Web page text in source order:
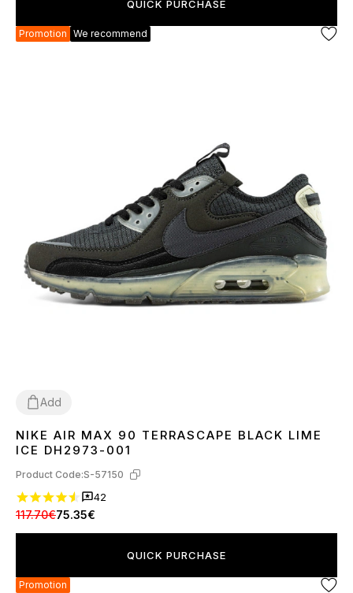
QUICK PURCHASE
Promotion We recommend
Add
3640 4142 434445
NIKE AIR MAX 90 TERRASCAPE BLACK LIME
ICE DH2973-001
Product Code:S-57150
42
117.70€75.35€
QUICK PURCHASE
Promotion